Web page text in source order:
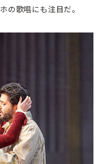
の歌唱にも注目だ。